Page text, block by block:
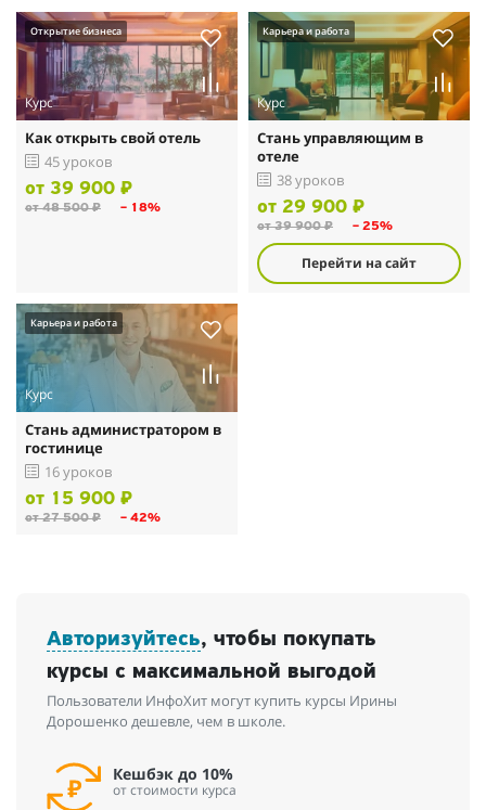
Открытие бизнеса
Курс
Как открыть свой отель
45 уроков
от 39 900 ₽
от 48 500 ₽ – 18%
Карьера и работа
Курс
Стань управляющим в
отеле
38 уроков
от 29 900 ₽
от 39 900 ₽ – 25%
Перейти на сайт
Карьера и работа
Курс
Стань администратором в
гостинице
16 уроков
от 15 900 ₽
от 27 500 ₽ – 42%
Авторизуйтесь, чтобы покупать
курсы с максимальной выгодой
Пользователи ИнфоХит могут купить курсы Ирины
Дорошенко дешевле, чем в школе.
Кешбэк до 10%
от стоимости курса